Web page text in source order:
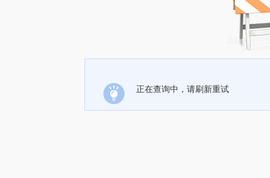
正在查询中，请刷新重试